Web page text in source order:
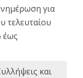
για
τελευταίου
έως
και